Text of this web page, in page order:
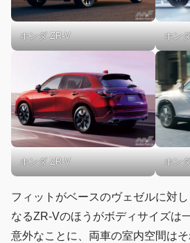
ホンダ ZR-V ホン
ホンダ ZR-V ホン
フィットがベースのヴェゼルに対
なるZR-Vのほうがボディサイズは
意外なことに、両車の室内空間はそ